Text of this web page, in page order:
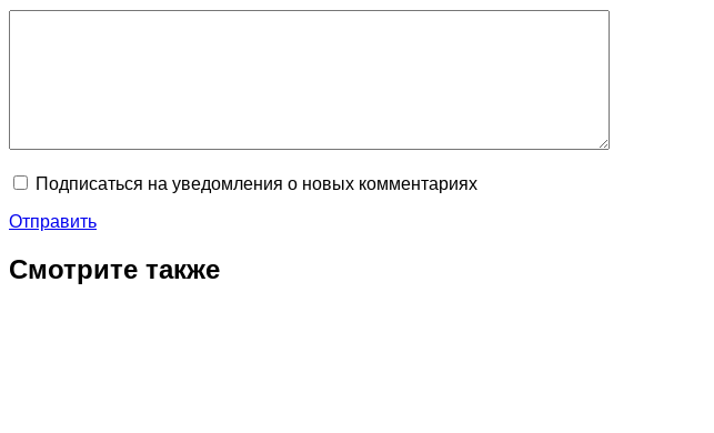
Подписаться на уведомления о новых комментариях
Отправить
Смотрите также